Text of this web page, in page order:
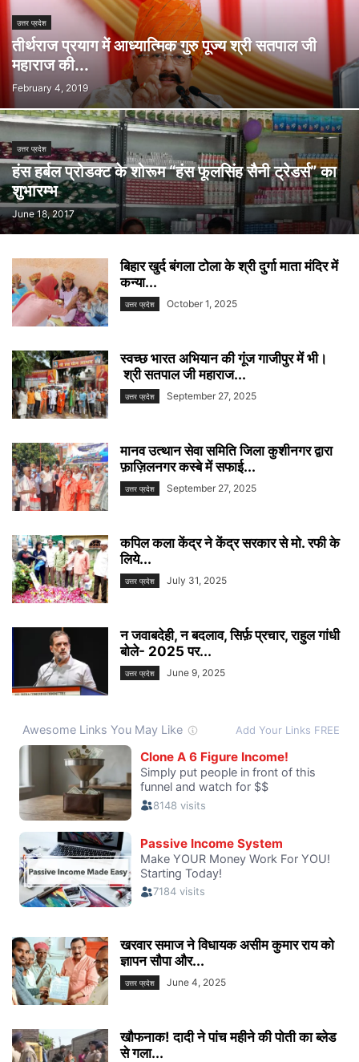
उत्तर प्रदेश
तीर्थराज प्रयाग में आध्यात्मिक गुरु पूज्य श्री सतपाल जी
महाराज की...
February 4, 2019
उत्तर प्रदेश
हंस हर्बल प्रोडक्ट के शोरूम “हंस फूलसिंह सैनी ट्रेडर्स” का
शुभारम्भ
June 18, 2017
बिहार खुर्द बंगला टोला के श्री दुर्गा माता मंदिर में
कन्या...
उत्तर प्रदेश October 1, 2025
स्वच्छ भारत अभियान की गूंज गाजीपुर में भी।
श्री सतपाल जी महाराज...
उत्तर प्रदेश September 27, 2025
मानव उत्थान सेवा समिति जिला कुशीनगर द्वारा
फ़ाज़िलनगर कस्बे में सफाई...
उत्तर प्रदेश September 27, 2025
कपिल कला केंद्र ने केंद्र सरकार से मो. रफी के
लिये...
उत्तर प्रदेश July 31, 2025
न जवाबदेही, न बदलाव, सिर्फ़ प्रचार, राहुल गांधी
बोले- 2025 पर...
उत्तर प्रदेश June 9, 2025
खरवार समाज ने विधायक असीम कुमार राय को
ज्ञापन सौपा और...
उत्तर प्रदेश June 4, 2025
खौफनाक! दादी ने पांच महीने की पोती का ब्लेड
से गला...